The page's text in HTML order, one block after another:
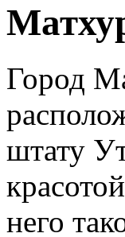
Город
штату
него